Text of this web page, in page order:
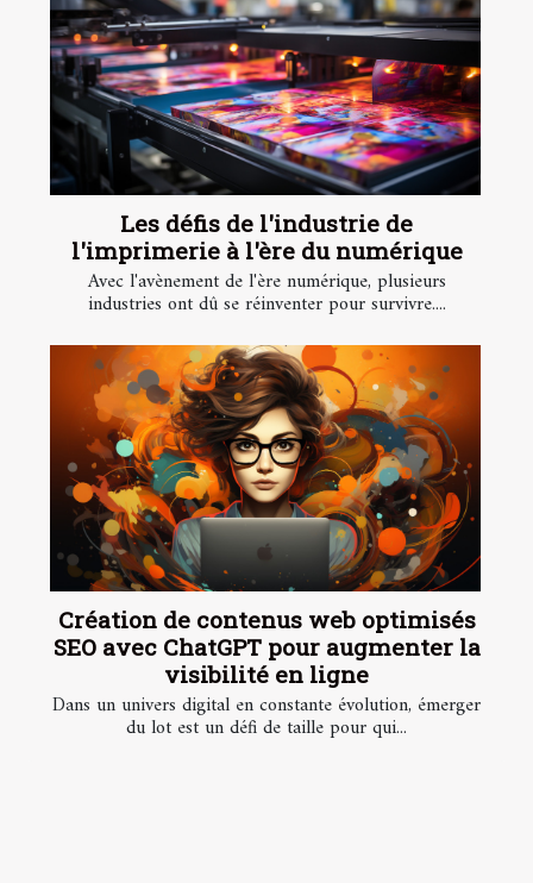
Les défis de l'industrie de
l'imprimerie à l'ère du numérique
Avec l'avènement de l'ère numérique, plusieurs
industries ont dû se réinventer pour survivre....
Création de contenus web optimisés
SEO avec ChatGPT pour augmenter la
visibilité en ligne
Dans un univers digital en constante évolution, émerger
du lot est un défi de taille pour qui...